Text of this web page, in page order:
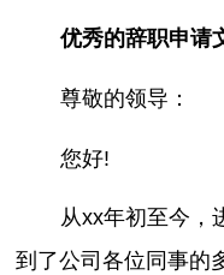
优秀的辞职申请
尊敬的领导：
您好!
从xx年初至今，
到了公司各位同事的